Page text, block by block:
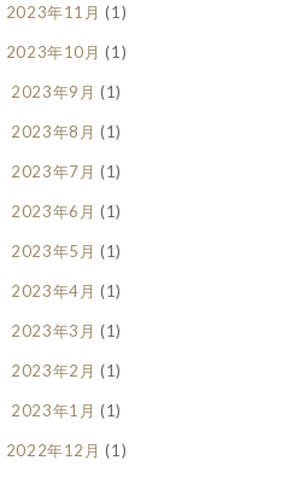
2023年11月 (1)
2023年10月 (1)
2023年9月 (1)
2023年8月 (1)
2023年7月 (1)
2023年6月 (1)
2023年5月 (1)
2023年4月 (1)
2023年3月 (1)
2023年2月 (1)
2023年1月 (1)
2022年12月 (1)